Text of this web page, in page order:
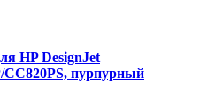
HP DesignJet
CC820PS, пурпурный